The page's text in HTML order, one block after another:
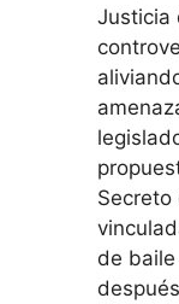
Justicia
Secreto
de